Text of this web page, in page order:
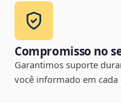
Compromisso no
Garantimos suporte
você informado em cada